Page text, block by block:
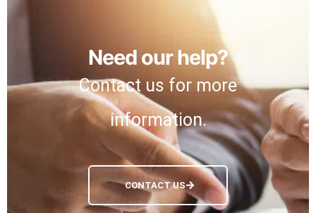
Need our help?
Contact us for more
information.
CONTACT US